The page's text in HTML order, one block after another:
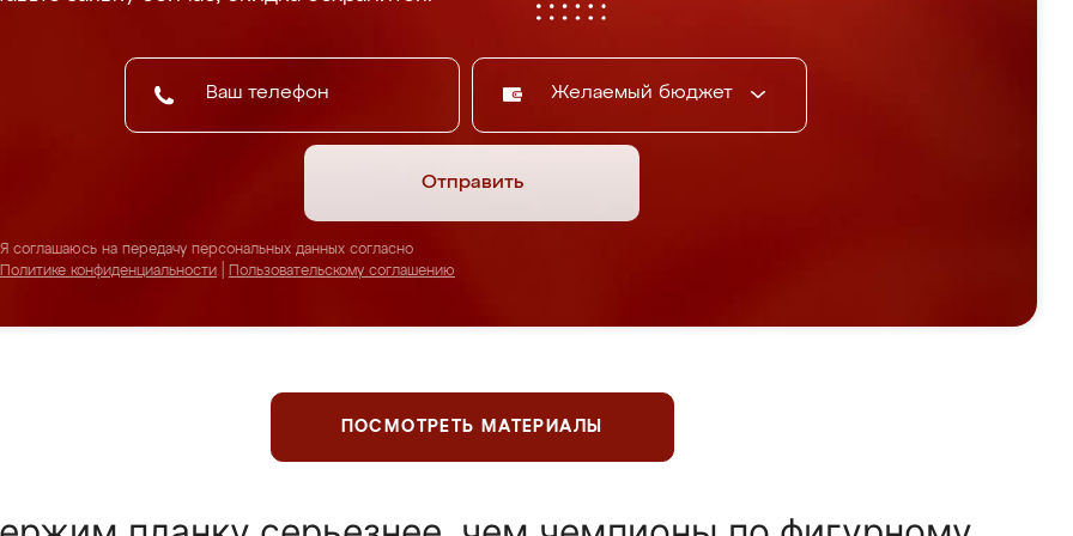
Желаемый бюджет
Отправить
Я соглашаюсь на передачу персональных данных согласно
Политике конфиденциальности
Пользовательскому соглашению
ПОСМОТРЕТЬ МАТЕРИАЛЫ